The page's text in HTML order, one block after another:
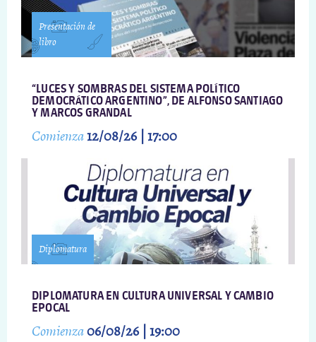
Presentación de
libro
“LUCES Y SOMBRAS DEL SISTEMA POLÍTICO
DEMOCRÁTICO ARGENTINO”, DE ALFONSO SANTIAGO
Y MARCOS GRANDAL
Comienza12/08/26 | 17:00
Diplomatura
DIPLOMATURA EN CULTURA UNIVERSAL Y CAMBIO
EPOCAL
Comienza06/08/26 | 19:00